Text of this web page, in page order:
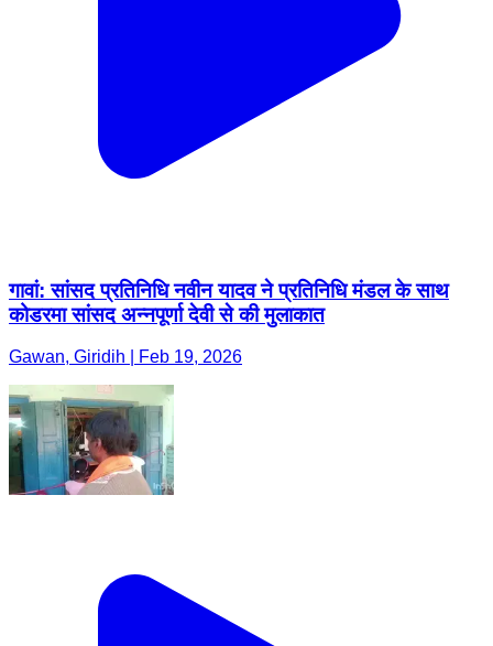
गावां: सांसद प्रतिनिधि नवीन यादव ने प्रतिनिधि मंडल के साथ
कोडरमा सांसद अन्नपूर्णा देवी से की मुलाकात
Gawan, Giridih | Feb 19, 2026